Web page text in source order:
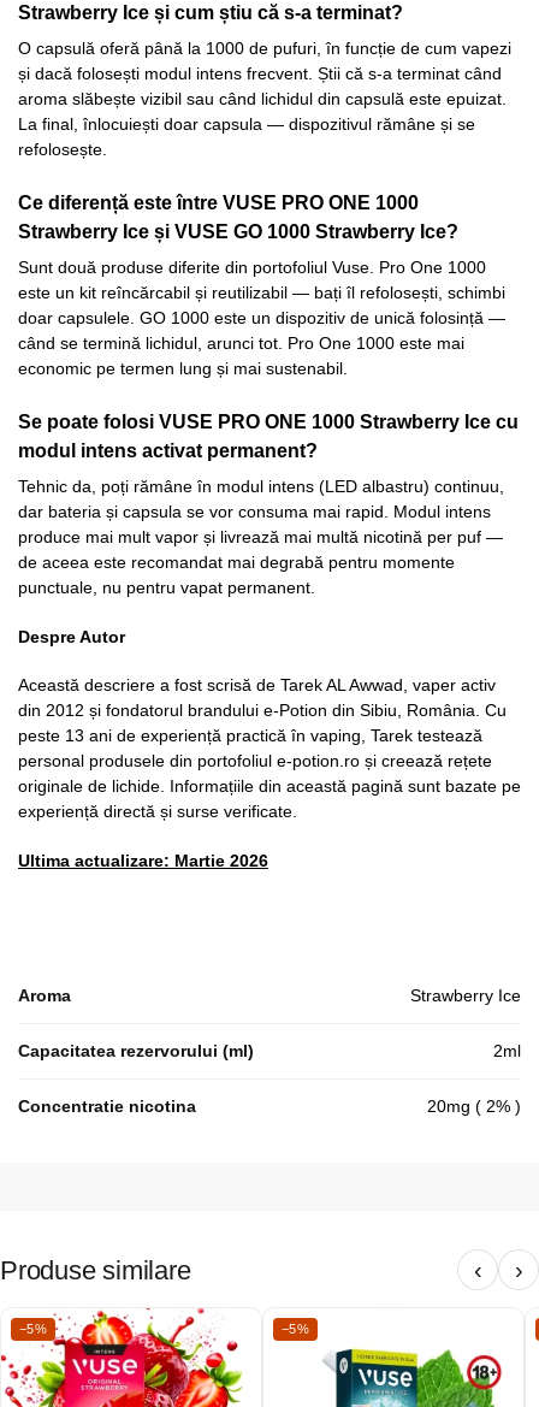
Strawberry Ice și cum știu că s-a terminat?
O capsulă oferă până la 1000 de pufuri, în funcție de cum vapezi
și dacă folosești modul intens frecvent. Știi că s-a terminat când
aroma slăbește vizibil sau când lichidul din capsulă este epuizat.
La final, înlocuiești doar capsula — dispozitivul rămâne și se
refolosește.
Ce diferență este între VUSE PRO ONE 1000
Strawberry Ice și VUSE GO 1000 Strawberry Ice?
Sunt două produse diferite din portofoliul Vuse. Pro One 1000
este un kit reîncărcabil și reutilizabil — bați îl refolosești, schimbi
doar capsulele. GO 1000 este un dispozitiv de unică folosință —
când se termină lichidul, arunci tot. Pro One 1000 este mai
economic pe termen lung și mai sustenabil.
Se poate folosi VUSE PRO ONE 1000 Strawberry Ice cu
modul intens activat permanent?
Tehnic da, poți rămâne în modul intens (LED albastru) continuu,
dar bateria și capsula se vor consuma mai rapid. Modul intens
produce mai mult vapor și livrează mai multă nicotină per puf —
de aceea este recomandat mai degrabă pentru momente
punctuale, nu pentru vapat permanent.
Despre Autor
Această descriere a fost scrisă de Tarek AL Awwad, vaper activ
din 2012 și fondatorul brandului e-Potion din Sibiu, România. Cu
peste 13 ani de experiență practică în vaping, Tarek testează
personal produsele din portofoliul e-potion.ro și creează rețete
originale de lichide. Informațiile din această pagină sunt bazate pe
experiență directă și surse verificate.
Ultima actualizare: Martie 2026
Aroma Strawberry Ice
Capacitatea rezervorului (ml) 2ml
Concentratie nicotina 20mg ( 2% )
Produse similare ‹ ›
−5% −5%